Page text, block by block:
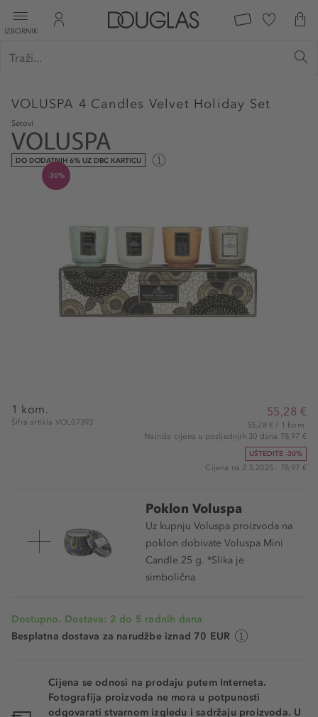
IZBORNIK
VOLUSPA 4 Candles Velvet Holiday Set
Setovi
DO DODATNIH 6% UZ DBC KARTICU
-30%
1 kom.
Šifra artikla VOL07393
55,28 €
55,28 € / 1 kom.
Najniža cijena u posljednjih 30 dana 78,97 €
UŠTEDITE -30%
Cijena na 2.5.2025.: 78,97 €
Poklon Voluspa
Uz kupnju Voluspa proizvoda na
poklon dobivate Voluspa Mini
Candle 25 g. *Slika je
simbolična
Dostupno. Dostava: 2 do 5 radnih dana
Besplatna dostava za narudžbe iznad 70 EUR
Cijena se odnosi na prodaju putem Interneta.
Fotografija proizvoda ne mora u potpunosti
odgovarati stvarnom izgledu i sadržaju proizvoda. U